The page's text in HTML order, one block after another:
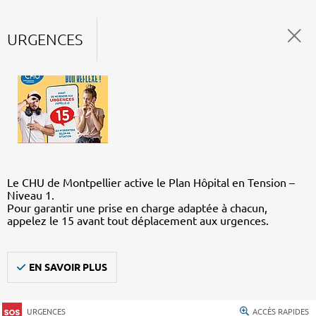
URGENCES
Le CHU de Montpellier active le Plan Hôpital en Tension –
Niveau 1.
Pour garantir une prise en charge adaptée à chacun,
appelez le 15 avant tout déplacement aux urgences.
EN SAVOIR PLUS
URGENCES ACCÈS RAPIDES